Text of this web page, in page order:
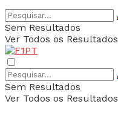
Sem Resultados
Ver Todos os Resultados
Sem Resultados
Ver Todos os Resultados